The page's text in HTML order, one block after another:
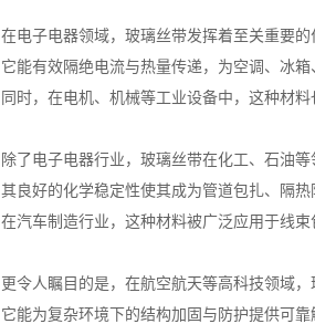
在电子电器领域，玻璃丝带发挥着至关重要的
它能有效隔绝电流与热量传递，为空调、冰
同时，在电机、机械等工业设备中，这种材
除了电子电器行业，玻璃丝带在化工、石油等
其良好的化学稳定性使其成为管道包扎、隔
在汽车制造行业，这种材料被广泛应用于线
更令人瞩目的是，在航空航天等高科技领域
它能为复杂环境下的结构加固与防护提供可